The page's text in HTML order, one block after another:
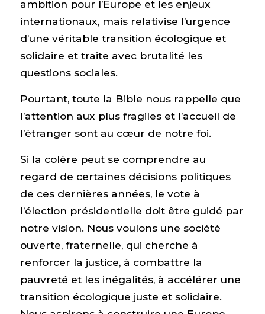
ambition pour l’Europe et les enjeux
internationaux, mais relativise l’urgence
d’une véritable transition écologique et
solidaire et traite avec brutalité les
questions sociales.
Pourtant, toute la Bible nous rappelle que
l’attention aux plus fragiles et l’accueil de
l’étranger sont au cœur de notre foi.
Si la colère peut se comprendre au
regard de certaines décisions politiques
de ces dernières années, le vote à
l’élection présidentielle doit être guidé par
notre vision. Nous voulons une société
ouverte, fraternelle, qui cherche à
renforcer la justice, à combattre la
pauvreté et les inégalités, à accélérer une
transition écologique juste et solidaire.